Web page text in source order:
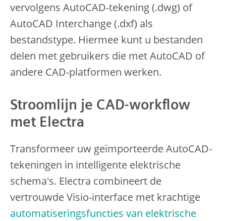
vervolgens AutoCAD-tekening (.dwg) of
AutoCAD Interchange (.dxf) als
bestandstype. Hiermee kunt u bestanden
delen met gebruikers die met AutoCAD of
andere CAD-platformen werken.
Stroomlijn je CAD-workflow
met Electra
Transformeer uw geïmporteerde AutoCAD-
tekeningen in intelligente elektrische
schema's. Electra combineert de
vertrouwde Visio-interface met krachtige
automatiseringsfuncties van elektrische